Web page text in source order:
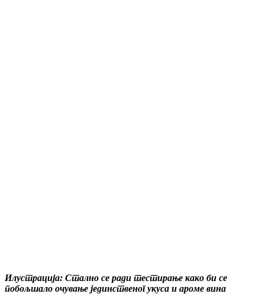
Илустрација: Стално се ради тестирање како би се
побољшало очување јединственог укуса и ароме вина